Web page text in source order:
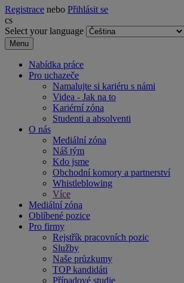
Registrace nebo Přihlásit se
cs
Select your language
Menu
Nabídka práce
Pro uchazeče
Namalujte si kariéru s námi
Videa - Jak na to
Kariérní zóna
Studenti a absolventi
O nás
Mediální zóna
Náš tým
Kdo jsme
Obchodní komory a partnerství
Whistleblowing
Více
Mediální zóna
Oblíbené pozice
Pro firmy
Rejstřík pracovních pozic
Služby
Naše průzkumy
TOP kandidáti
Případové studie